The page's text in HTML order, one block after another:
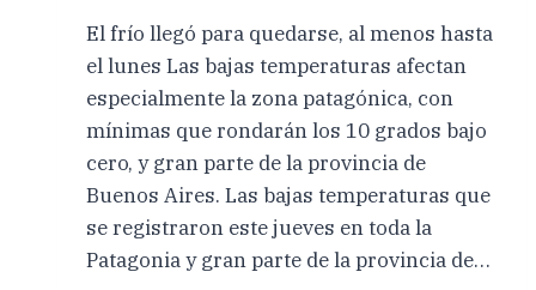
El frío llegó para quedarse, al menos hasta
el lunes Las bajas temperaturas afectan
especialmente la zona patagónica, con
mínimas que rondarán los 10 grados bajo
cero, y gran parte de la provincia de
Buenos Aires. Las bajas temperaturas que
se registraron este jueves en toda la
Patagonia y gran parte de la provincia de…